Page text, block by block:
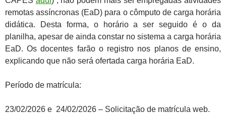
remotas assíncronas (EaD) para o cômputo de carga horária
didática. Desta forma, o horário a ser seguido é o da
planilha, apesar de ainda constar no sistema a carga horária
EaD. Os docentes farão o registro nos planos de ensino,
explicando que não será ofertada carga horária EaD.
Período de matrícula:
23/02/2026 e 24/02/2026 – Solicitação de matrícula web.